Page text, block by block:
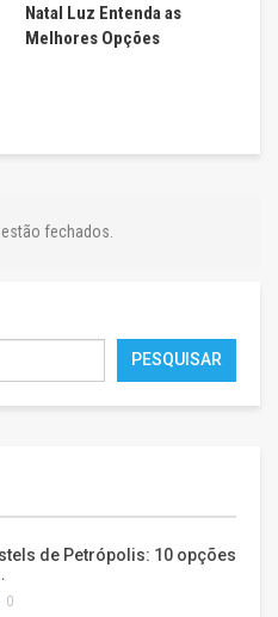
Natal Luz Entenda as
Melhores Opções
fechados.
PESQUISAR
de Petrópolis: 10 opções
0